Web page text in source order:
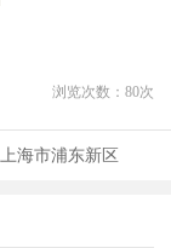
浏览次数： 80次
上海市浦东新区